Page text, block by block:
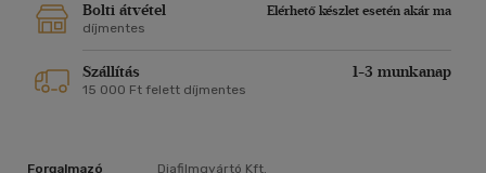
Bolti átvétel
Elérhető készlet esetén akár ma
díjmentes
Szállítás 1-3 munkanap
15 000 Ft felett díjmentes
Forgalmazó Diafilmgyártó Kft.